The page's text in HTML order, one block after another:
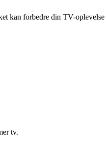
kan forbedre din TV-oplevelse
tv.